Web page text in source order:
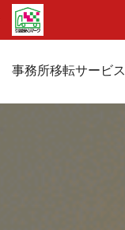
事務所移転サービス